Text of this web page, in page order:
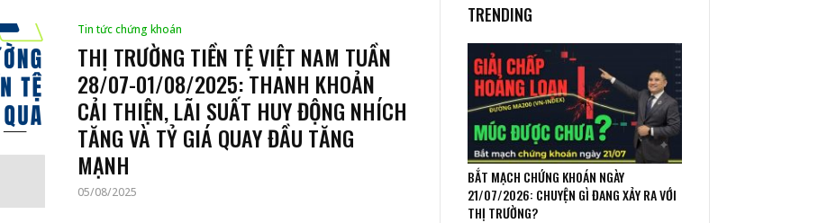
Tin tức chứng khoán
THỊ TRƯỜNG TIỀN TỆ VIỆT NAM TUẦN
28/07-01/08/2025: THANH KHOẢN
CẢI THIỆN, LÃI SUẤT HUY ĐỘNG NHÍCH
TĂNG VÀ TỶ GIÁ QUAY ĐẦU TĂNG
MẠNH
05/08/2025
TRENDING
BẮT MẠCH CHỨNG KHOÁN NGÀY
21/07/2026: CHUYỆN GÌ ĐANG XẢY RA VỚI
THỊ TRƯỜNG?